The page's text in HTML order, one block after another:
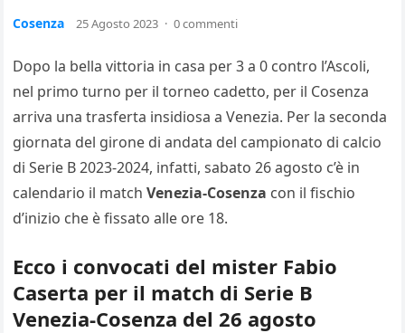
Cosenza 25 Agosto 2023 · 0 commenti
Dopo la bella vittoria in casa per 3 a 0 contro l’Ascoli,
nel primo turno per il torneo cadetto, per il Cosenza
arriva una trasferta insidiosa a Venezia. Per la seconda
giornata del girone di andata del campionato di calcio
di Serie B 2023-2024, infatti, sabato 26 agosto c’è in
calendario il matchVenezia-Cosenza con il fischio
d’inizio che è fissato alle ore 18.
Ecco i convocati del mister Fabio
Caserta per il match di Serie B
Venezia-Cosenza del 26 agosto